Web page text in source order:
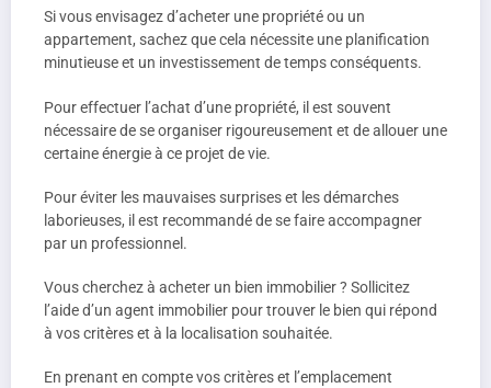
Si vous envisagez d’acheter une propriété ou un
appartement, sachez que cela nécessite une planification
minutieuse et un investissement de temps conséquents.
Pour effectuer l’achat d’une propriété, il est souvent
nécessaire de se organiser rigoureusement et de allouer une
certaine énergie à ce projet de vie.
Pour éviter les mauvaises surprises et les démarches
laborieuses, il est recommandé de se faire accompagner
par un professionnel.
Vous cherchez à acheter un bien immobilier ? Sollicitez
l’aide d’un agent immobilier pour trouver le bien qui répond
à vos critères et à la localisation souhaitée.
En prenant en compte vos critères et l’emplacement